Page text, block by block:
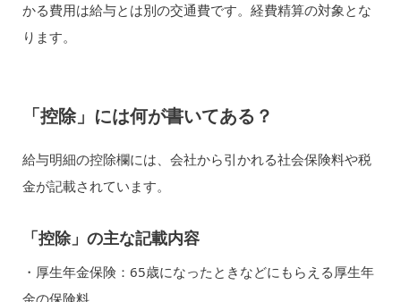
かる費用は給与とは別の交通費です。経費精算の対象とな
ります。
「控除」には何が書いてある？
給与明細の控除欄には、会社から引かれる社会保険料や税
金が記載されています。
「控除」の主な記載内容
・厚生年金保険：65歳になったときなどにもらえる厚生年
金の保険料